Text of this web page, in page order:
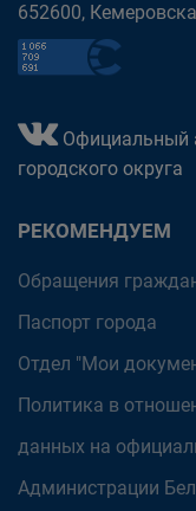
652600,
Официальный
городского округа
РЕКОМЕНДУЕМ
Обращения
Паспорт города
Отдел "Мои
Политика в
данных на
Администрации